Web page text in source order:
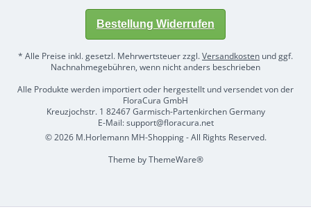
Bestellung Widerrufen
* Alle Preise inkl. gesetzl. Mehrwertsteuer zzgl.Versandkosten und ggf.
Nachnahmegebühren, wenn nicht anders beschrieben
Alle Produkte werden importiert oder hergestellt und versendet von der
FloraCura GmbH
Kreuzjochstr. 1 82467 Garmisch-Partenkirchen Germany
E-Mail: support@floracura.net
© 2026 M.Horlemann MH-Shopping - All Rights Reserved.
Theme byThemeWare®